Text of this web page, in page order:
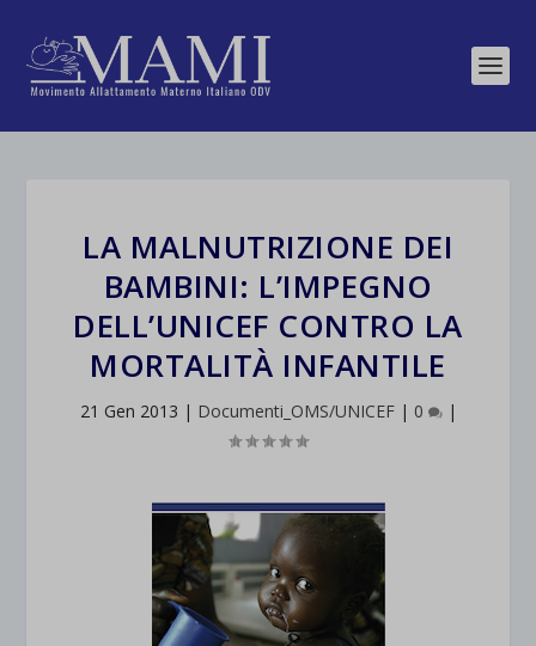
LA MALNUTRIZIONE DEI
BAMBINI: L’IMPEGNO
DELL’UNICEF CONTRO LA
MORTALITÀ INFANTILE
21 Gen 2013 | Documenti_OMS/UNICEF| 0 |